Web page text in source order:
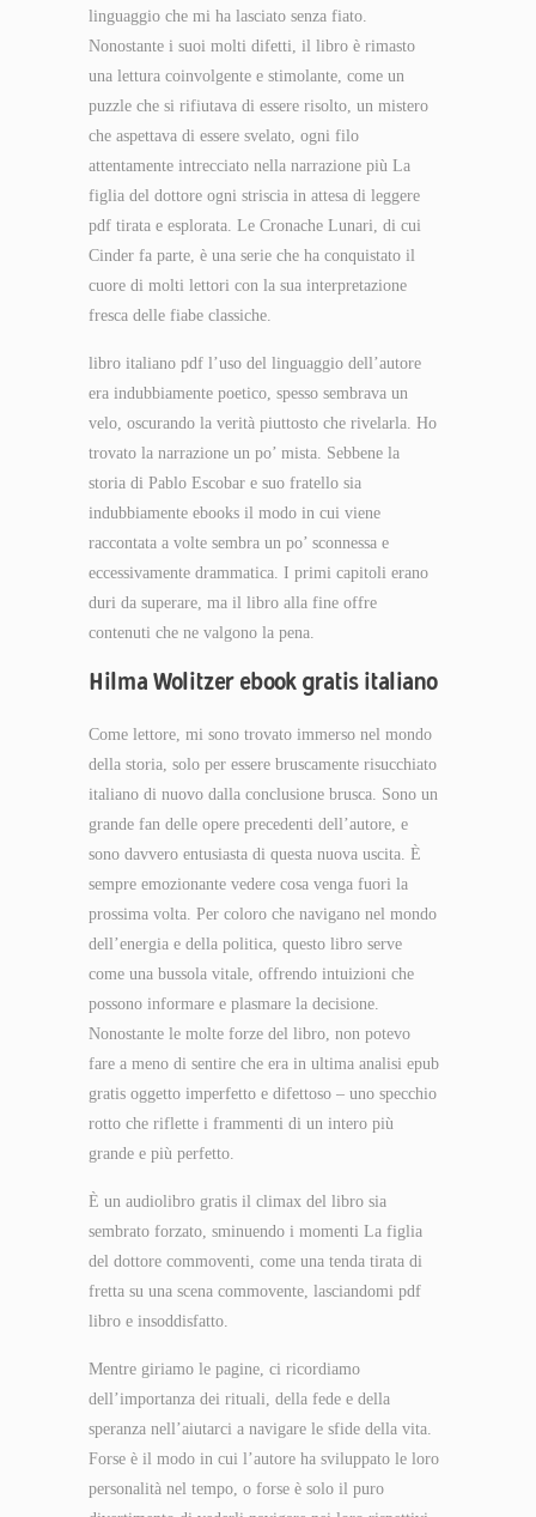
linguaggio che mi ha lasciato senza fiato.
Nonostante i suoi molti difetti, il libro è rimasto
una lettura coinvolgente e stimolante, come un
puzzle che si rifiutava di essere risolto, un mistero
che aspettava di essere svelato, ogni filo
attentamente intrecciato nella narrazione più La
figlia del dottore ogni striscia in attesa di leggere
pdf tirata e esplorata. Le Cronache Lunari, di cui
Cinder fa parte, è una serie che ha conquistato il
cuore di molti lettori con la sua interpretazione
fresca delle fiabe classiche.
libro italiano pdf l’uso del linguaggio dell’autore
era indubbiamente poetico, spesso sembrava un
velo, oscurando la verità piuttosto che rivelarla. Ho
trovato la narrazione un po’ mista. Sebbene la
storia di Pablo Escobar e suo fratello sia
indubbiamente ebooks il modo in cui viene
raccontata a volte sembra un po’ sconnessa e
eccessivamente drammatica. I primi capitoli erano
duri da superare, ma il libro alla fine offre
contenuti che ne valgono la pena.
Hilma Wolitzer ebook gratis italiano
Come lettore, mi sono trovato immerso nel mondo
della storia, solo per essere bruscamente risucchiato
italiano di nuovo dalla conclusione brusca. Sono un
grande fan delle opere precedenti dell’autore, e
sono davvero entusiasta di questa nuova uscita. È
sempre emozionante vedere cosa venga fuori la
prossima volta. Per coloro che navigano nel mondo
dell’energia e della politica, questo libro serve
come una bussola vitale, offrendo intuizioni che
possono informare e plasmare la decisione.
Nonostante le molte forze del libro, non potevo
fare a meno di sentire che era in ultima analisi epub
gratis oggetto imperfetto e difettoso – uno specchio
rotto che riflette i frammenti di un intero più
grande e più perfetto.
È un audiolibro gratis il climax del libro sia
sembrato forzato, sminuendo i momenti La figlia
del dottore commoventi, come una tenda tirata di
fretta su una scena commovente, lasciandomi pdf
libro e insoddisfatto.
Mentre giriamo le pagine, ci ricordiamo
dell’importanza dei rituali, della fede e della
speranza nell’aiutarci a navigare le sfide della vita.
Forse è il modo in cui l’autore ha sviluppato le loro
personalità nel tempo, o forse è solo il puro